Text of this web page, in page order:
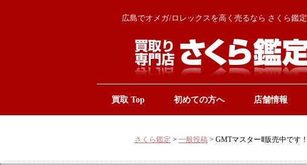
広島でオメガ/ロレックスを高く売るなら さくら鑑定
買取 Top 初めての方へ 店舗情報
さくら鑑定 > 一般投稿 > GMTマスターⅡ販売中です！